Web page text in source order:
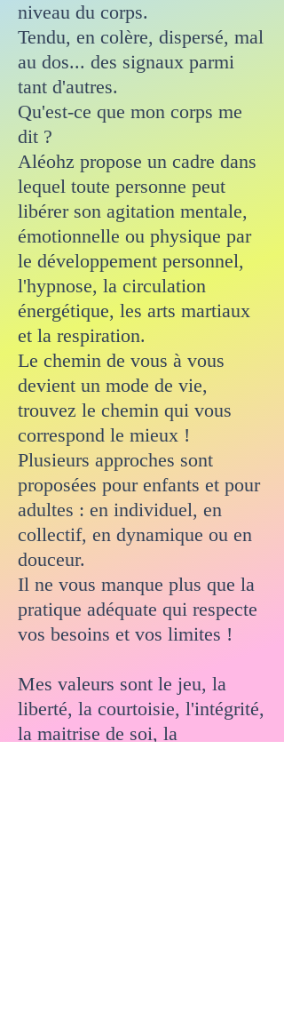
niveau du corps.
Tendu, en colère, dispersé, mal
au dos... des signaux parmi
tant d'autres.
Qu'est-ce que mon corps me
dit ?
Aléohz propose un cadre dans
lequel toute personne peut
libérer son agitation mentale,
émotionnelle ou physique par
le développement personnel,
l'hypnose, la circulation
énergétique, les arts martiaux
et la respiration.
Le chemin de vous à vous
devient un mode de vie,
trouvez le chemin qui vous
correspond le mieux !
Plusieurs approches sont
proposées pour enfants et pour
adultes : en individuel, en
collectif, en dynamique ou en
douceur.
Il ne vous manque plus que la
pratique adéquate qui respecte
vos besoins et vos limites !
Mes valeurs sont le jeu, la
liberté, la courtoisie, l'intégrité,
la maitrise de soi, la